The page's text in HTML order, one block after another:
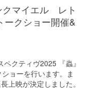
クマイエル レト
ークショー開催&
クティヴ2025 『蟲』
ョーを行います。ま
上映が決定しました。